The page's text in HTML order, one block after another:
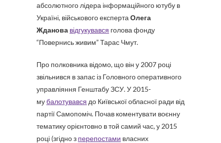
абсолютного лідера інформаційного ютубу в
Україні, військового експерта Олега
Жданова відгукувався голова фонду
“Повернись живим” Тарас Чмут.
Про полковника відомо, що він у 2007 році
звільнився в запас із Головного оперативного
управліяння Генштабу ЗСУ. У 2015-
мубалотувався до Київської обласної ради від
партії Самопоміч. Почав коментувати воєнну
тематику орієнтовно в той самий час, у 2015
році (згідно з перепостами власних